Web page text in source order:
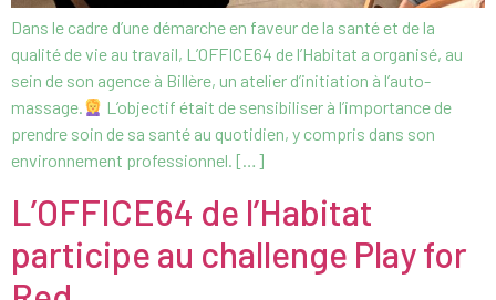
Dans le cadre d’une démarche en faveur de la santé et de la
qualité de vie au travail, L’OFFICE64 de l’Habitat a organisé, au
sein de son agence à Billère, un atelier d’initiation à l’auto-
massage.
L’objectif était de sensibiliser à l’importance de
prendre soin de sa santé au quotidien, y compris dans son
environnement professionnel. […]
L’OFFICE64 de l’Habitat
participe au challenge Play for